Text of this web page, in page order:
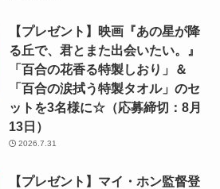
【プレゼント】映画『あの星が降
る丘で、君とまた出会いたい。』
「百合の花香る特製しおり」＆
「百合の涙拭う特製タオル」のセ
ットを3名様に☆（応募締切：8月
13日）
2026.7.31
【プレゼント】マイ・ホン監督登